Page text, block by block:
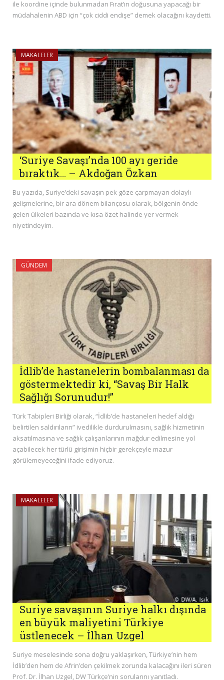
ile koordine içinde bulunmadan Fırat’ın doğusuna yapacağı bir
müdahalenin ABD için “çok ciddi endişe” demek olacağını kaydetti.
MAKALELER
‘Suriye Savaşı’nda 100 ayı geride
bıraktık… – Akdoğan Özkan
Bu yazıda, Suriye’deki savaşın pek göze çarpmayan dolaylı
gelişmelerine, bir ara dönem bilançosu olarak, bölgenin önde
gelen ülkeleri bazında ve kısa özet halinde yer vermek
niyetindeyim.
GÜNDEM
İdlib’de hastanelerin bombalanması da
göstermektedir ki, “Savaş Bir Halk
Sağlığı Sorunudur!”
Türk Tabipleri Birliği olarak, “İdlib’de hastaneleri hedef aldığı
belirtilen saldırıların” ivedilikle durdurulmasını, sağlık hizmetinin
aksatılmasına ve sağlık çalışanlarının mağdur edilmesine yol
açabilecek her türlü girişimin hiçbir gerekçeyle mazur
görülemeyeceğini ifade ediyoruz.
MAKALELER
Suriye savaşının Suriye halkı dışında
en büyük maliyetini Türkiye
üstlenecek – İlhan Uzgel
Suriye meselesinde sona doğru yaklaşırken, Türkiye’nin hem
İdlib’den hem de Afrin’den çekilmek zorunda kalacağını ileri süren
Prof. Dr. İlhan Uzgel, DW Türkçe’nin sorularını yanıtladı.